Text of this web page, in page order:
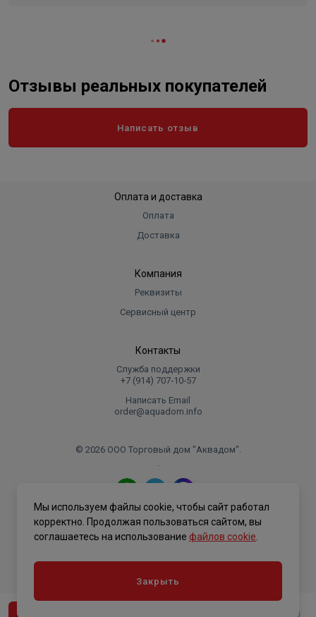
Отзывы реальных покупателей
Написать отзыв
Оплата и доставка
Оплата
Доставка
Компания
Реквизиты
Сервисный центр
Контакты
Служба поддержки
+7 (914) 707‑10‑57
Написать Email
order@aquadom.info
© 2026 ООО Торговый дом "Аквадом".
.
Политика конфиденциальности
Мы используем файлы cookie, чтобы сайт работал
корректно. Продолжая пользоваться сайтом, вы
соглашаетесь на использование файлов cookie
Закрыть